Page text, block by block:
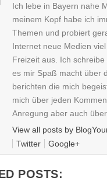
Ich lebe in Bayern nahe
meinem Kopf habe ich
Themen und probiert
Internet neue Medien
Freizeit aus. Ich
es mir Spaß macht über
berichten die mich
mich über jeden
Anregung aber auch
View all posts by
Twitter
Google+
POSTS: